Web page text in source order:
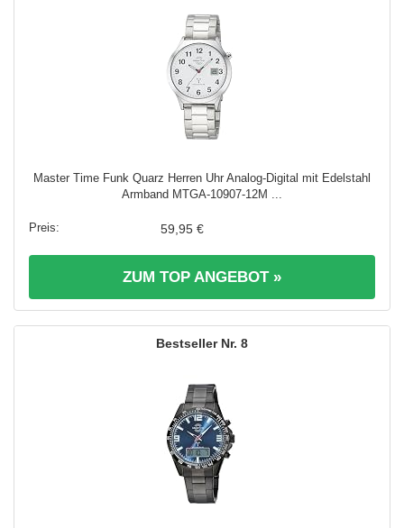
Master Time Funk Quarz Herren Uhr Analog-Digital mit Edelstahl
Armband MTGA-10907-12M ...
59,95 €
ZUM TOP ANGEBOT »
8